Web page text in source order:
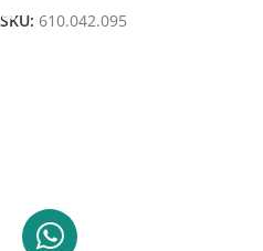
SKU: 610.042.095